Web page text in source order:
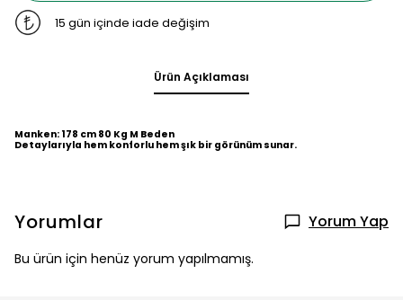
15 gün içinde iade değişim
Ürün Açıklaması
Manken: 178 cm 80 Kg M Beden
Detaylarıyla hem konforlu hem şık bir görünüm sunar.
Yorumlar Yorum Yap
Bu ürün için henüz yorum yapılmamış.